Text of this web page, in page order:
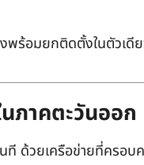
พร้อมยกติดตั้งในตัวเดีย
ภาคตะวันออก
นที ด้วยเครือข่ายที่คร